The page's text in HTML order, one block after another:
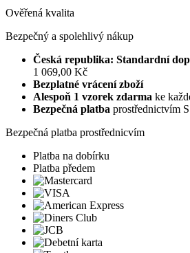
Ověřená kvalita
Bezpečný a spolehlivý nákup
Česká republika: Standardní
1 069,00 Kč
Bezplatné vrácení zboží
Alespoň 1 vzorek zdarma ke
Bezpečná platba prostřednictvím
Bezpečná platba prostřednicvím
Platba na dobírku
Platba předem